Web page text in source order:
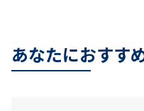
あなたにおすす